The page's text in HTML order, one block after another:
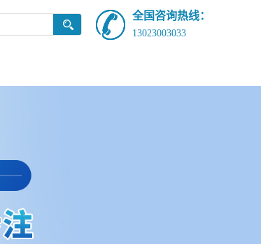
全国咨询热线：
13023003033